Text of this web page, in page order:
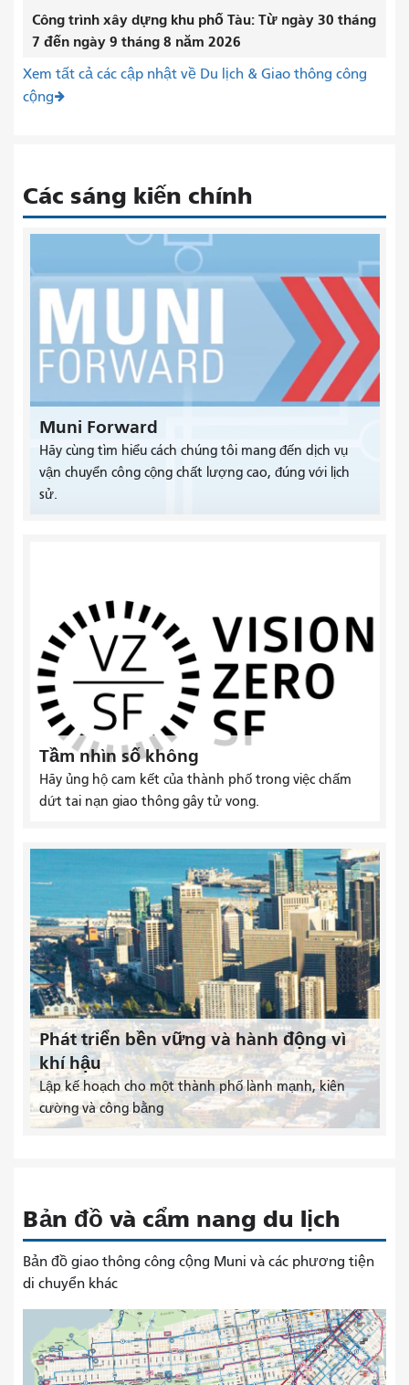
Công trình xây dựng khu phố Tàu: Từ ngày 30 tháng
7 đến ngày 9 tháng 8 năm 2026
Xem tất cả các cập nhật về Du lịch & Giao thông công
cộng
Các sáng kiến ​​chính
Muni Forward
Hãy cùng tìm hiểu cách chúng tôi mang đến dịch vụ
vận chuyển công cộng chất lượng cao, đúng với lịch
sử.
Tầm nhìn số không
Hãy ủng hộ cam kết của thành phố trong việc chấm
dứt tai nạn giao thông gây tử vong.
Phát triển bền vững và hành động vì
khí hậu
Lập kế hoạch cho một thành phố lành mạnh, kiên
cường và công bằng
Bản đồ và cẩm nang du lịch
Bản đồ giao thông công cộng Muni và các phương tiện
di chuyển khác